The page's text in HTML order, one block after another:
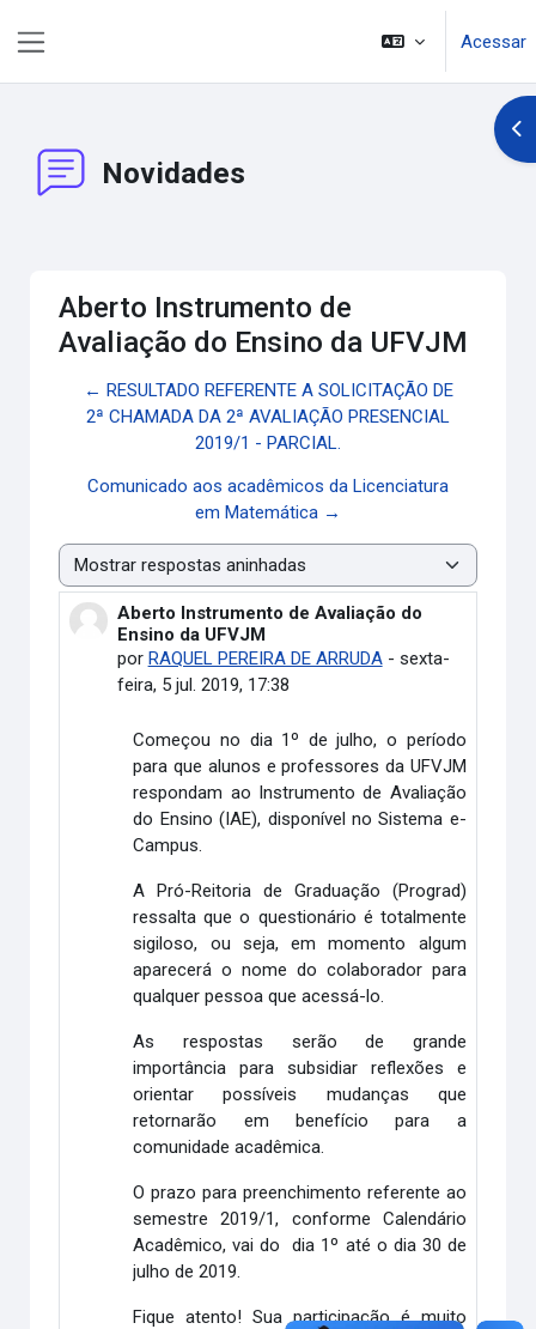
Acessar
Novidades
Aberto Instrumento de
Avaliação do Ensino da UFVJM
← RESULTADO REFERENTE A SOLICITAÇÃO DE
2ª CHAMADA DA 2ª AVALIAÇÃO PRESENCIAL
2019/1 - PARCIAL.
Comunicado aos acadêmicos da Licenciatura
em Matemática →
Modo de visualização
Aberto Instrumento de Avaliação do
Ensino da UFVJM
por RAQUEL PEREIRA DE ARRUDA- sexta-
feira, 5 jul. 2019, 17:38
Número de respostas: 0
Começou no dia 1º de julho, o período
para que alunos e professores da UFVJM
respondam ao Instrumento de Avaliação
do Ensino (IAE), disponível no Sistema e-
Campus.
A Pró-Reitoria de Graduação (Prograd)
ressalta que o questionário é totalmente
sigiloso, ou seja, em momento algum
aparecerá o nome do colaborador para
qualquer pessoa que acessá-lo.
As respostas serão de grande
importância para subsidiar reflexões e
orientar possíveis mudanças que
retornarão em benefício para a
comunidade acadêmica.
O prazo para preenchimento referente ao
semestre 2019/1, conforme Calendário
Acadêmico, vai do dia 1º até o dia 30 de
julho de 2019.
Fique atento! Sua participação é muito